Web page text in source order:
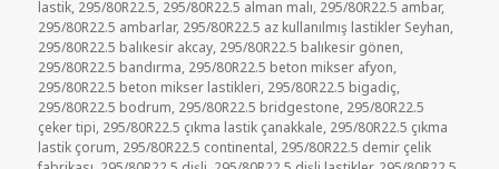
lastik, 295/80R22.5, 295/80R22.5 alman malı, 295/80R22.5 ambar,
295/80R22.5 ambarlar, 295/80R22.5 az kullanılmış lastikler Seyhan,
295/80R22.5 balıkesir akcay, 295/80R22.5 balıkesir gönen,
295/80R22.5 bandırma, 295/80R22.5 beton mikser afyon,
295/80R22.5 beton mikser lastikleri, 295/80R22.5 bigadiç,
295/80R22.5 bodrum, 295/80R22.5 bridgestone, 295/80R22.5
çeker tipi, 295/80R22.5 çıkma lastik çanakkale, 295/80R22.5 çıkma
lastik çorum, 295/80R22.5 continental, 295/80R22.5 demir çelik